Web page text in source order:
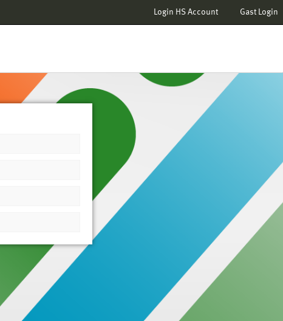
Login HS Account Gast Login